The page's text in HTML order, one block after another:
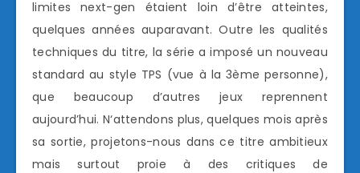
limites next-gen étaient loin d’être atteintes,
quelques années auparavant. Outre les qualités
techniques du titre, la série a imposé un nouveau
standard au style TPS (vue à la 3ème personne),
que beaucoup d’autres jeux reprennent
aujourd’hui. N‘attendons plus, quelques mois après
sa sortie, projetons-nous dans ce titre ambitieux
mais surtout proie à des critiques de